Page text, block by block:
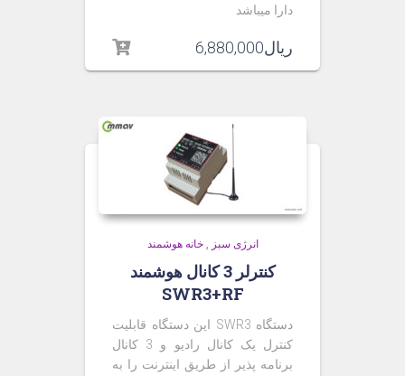
دارا میباشد
ریال6,880,000
انرژی سبز ,خانه هوشمند
کنترلر 3 کانال هوشمند
SWR3+RF
دستگاه SWR3 این دستگاه قابلیت
کنترل یک کانال رادیو و 3 کانال
برنامه پذیر از طریق اینترنت را به